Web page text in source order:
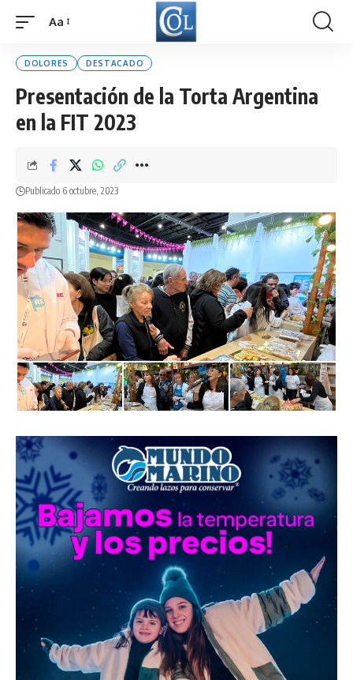
Font
Aa
DOLORES DESTACADO
Presentación de la Torta Argentina
en la FIT 2023
Publicado 6 octubre, 2023